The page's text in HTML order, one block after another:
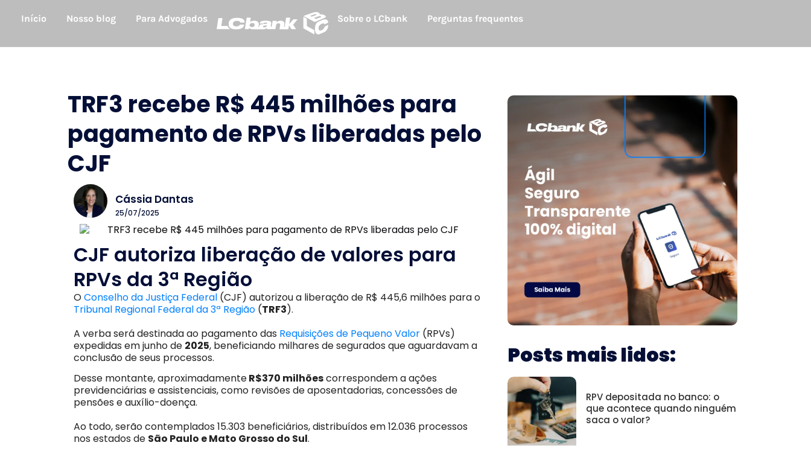
Início Nosso blog Para Advogados Sobre o LCbank Perguntas frequentes
Posts mais lidos:
RPV depositada no banco: o
que acontece quando ninguém
saca o valor?
TRF3 recebe R$ 445 milhões para
pagamento de RPVs liberadas pelo
CJF
Cássia Dantas
25/07/2025
CJF autoriza liberação de valores para
RPVs da 3ª Região
OConselho da Justiça Federal (CJF) autorizou a liberação de R$ 445,6 milhões para o
Tribunal Regional Federal da 3ª Região (TRF3).
A verba será destinada ao pagamento das Requisições de Pequeno Valor (RPVs)
expedidas em junho de 2025, beneficiando milhares de segurados que aguardavam a
conclusão de seus processos.
Desse montante, aproximadamenteR$370 milhõescorrespondem a ações
previdenciárias e assistenciais, como revisões de aposentadorias, concessões de
pensões e auxílio-doença.
Ao todo, serão contemplados 15.303 beneficiários, distribuídos em 12.036 processos
nos estados de São Paulo e Mato Grosso do Sul.